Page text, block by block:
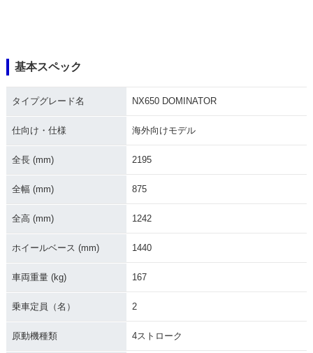
基本スペック
タイプグレード名 NX650 DOMINATOR
仕向け・仕様 海外向けモデル
全長 (mm) 2195
全幅 (mm) 875
全高 (mm) 1242
ホイールベース (mm) 1440
車両重量 (kg) 167
乗車定員（名） 2
原動機種類 4ストローク